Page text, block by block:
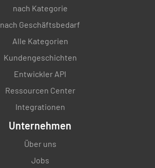
nach Kategorie
nach Geschäftsbedarf
Alle Kategorien
Kundengeschichten
Entwickler API
Ressourcen Center
Integrationen
Unternehmen
Über uns
Jobs